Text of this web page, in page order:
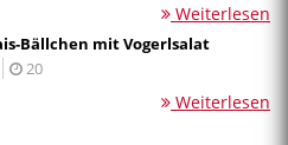
Weiterlesen
Bällchen mit Vogerlsalat
20
Weiterlesen